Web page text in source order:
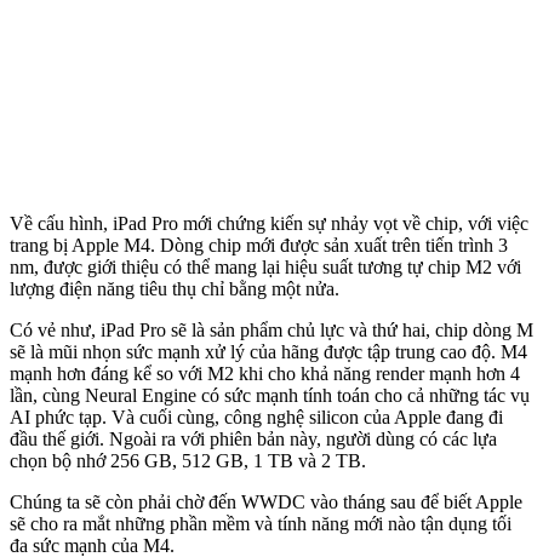
Về cấu hình, iPad Pro mới chứng kiến sự nhảy vọt về chip, với việc
trang bị Apple M4. Dòng chip mới được sản xuất trên tiến trình 3
nm, được giới thiệu có thể mang lại hiệu suất tương tự chip M2 với
lượng điện năng tiêu thụ chỉ bằng một nửa.
Có vẻ như, iPad Pro sẽ là sản phẩm chủ lực và thứ hai, chip dòng M
sẽ là mũi nhọn sức mạnh xử lý của hãng được tập trung cao độ. M4
mạnh hơn đáng kể so với M2 khi cho khả năng render mạnh hơn 4
lần, cùng Neural Engine có sức mạnh tính toán cho cả những tác vụ
AI phức tạp. Và cuối cùng, công nghệ silicon của Apple đang đi
đầu thế giới. Ngoài ra với phiên bản này, người dùng có các lựa
chọn bộ nhớ 256 GB, 512 GB, 1 TB và 2 TB.
Chúng ta sẽ còn phải chờ đến WWDC vào tháng sau để biết Apple
sẽ cho ra mắt những phần mềm và tính năng mới nào tận dụng tối
đa sức mạnh của M4.